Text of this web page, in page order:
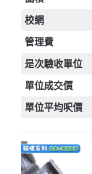
校網
管理費
是次驗收單位
單位成交價
單位平均呎價